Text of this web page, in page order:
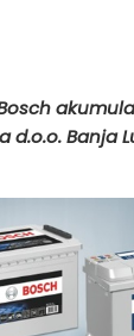
d.o.o. Banja